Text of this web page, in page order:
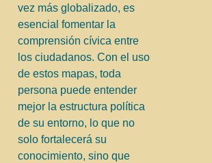
vez más globalizado, es
esencial fomentar la
comprensión cívica entre
los ciudadanos. Con el uso
de estos mapas, toda
persona puede entender
mejor la estructura política
de su entorno, lo que no
solo fortalecerá su
conocimiento, sino que